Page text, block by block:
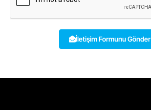
İletişim Formunu Gönder